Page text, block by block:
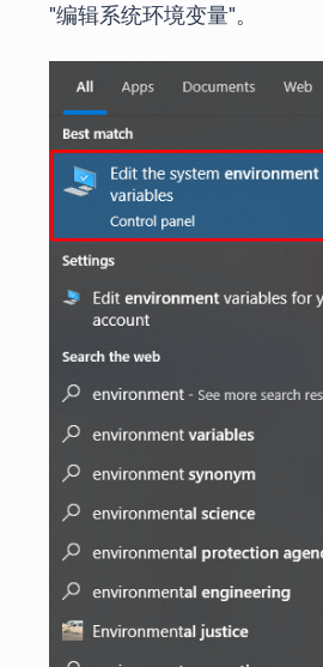
"编辑系统环境变量"。